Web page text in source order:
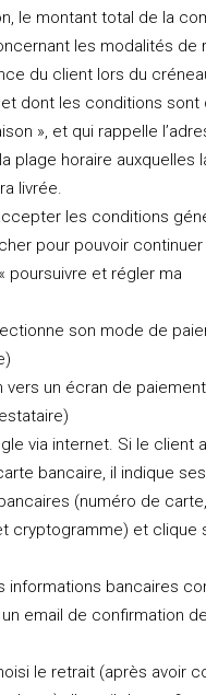
le montant total de la
les modalités de
du client lors du
et dont les conditions sont
», et qui rappelle
plage horaire auxquelles
livrée.
les conditions
pour pouvoir
poursuivre et régler ma
son mode de
vers un écran de
via internet. Si le client
bancaire, il indique ses
(numéro de
cryptogramme) et clique
informations bancaires
email de confirmation de
le retrait (après avoir